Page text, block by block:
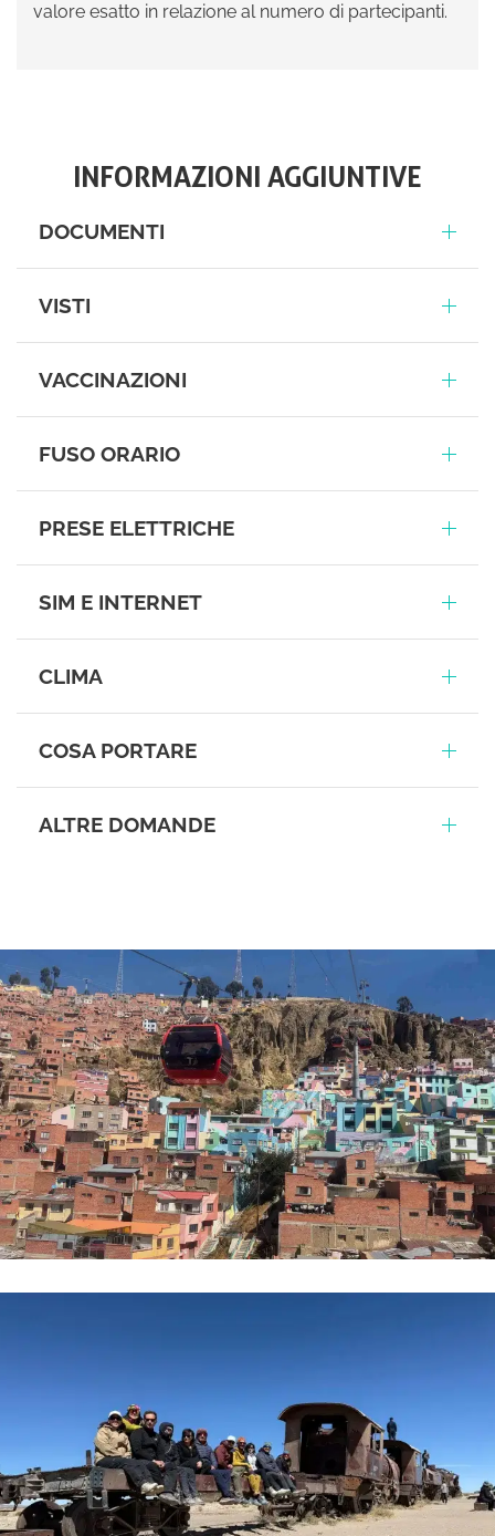
valore esatto in relazione al numero di partecipanti.
INFORMAZIONI AGGIUNTIVE
DOCUMENTI
VISTI
VACCINAZIONI
FUSO ORARIO
PRESE ELETTRICHE
SIM E INTERNET
CLIMA
COSA PORTARE
ALTRE DOMANDE